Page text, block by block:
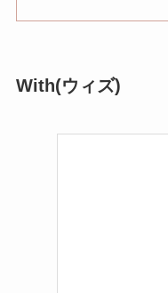
With(ウィズ)